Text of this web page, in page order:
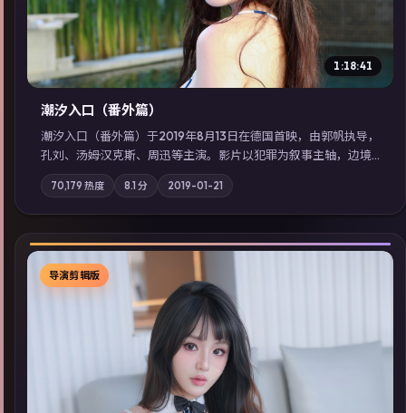
1:18:41
潮汐入口（番外篇）
潮汐入口（番外篇）于2019年8月13日在德国首映，由郭帆执导，
孔刘、汤姆·汉克斯、周迅等主演。影片以犯罪为叙事主轴，边境
小镇的平静被一封匿名信彻底打破；摄影与配乐强化地域气质；
站内亦可通过「国产免费观看高清电视剧在线看」延展检索同类
型高分佳作，畅享高清在线追剧体验。
70,179 热度 8.1 分 2019-01-21
▶
导演剪辑版